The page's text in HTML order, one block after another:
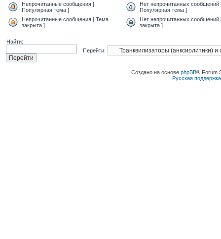
Непрочитанные сообщения [
Популярная тема ]
Нет непрочитанных сообщений
Популярная тема ]
Непрочитанные сообщения [ Тема
закрыта ]
Нет непрочитанных сообщений
закрыта ]
Найти:
Перейти:
Создано на основе phpBB® Forum
Русская